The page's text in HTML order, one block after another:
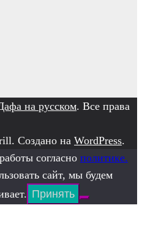
на русском. Все права
Создано на WordPress.
согласно политике.
сайт, мы будем
Принять